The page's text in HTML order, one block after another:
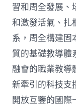
習和周全發展、
和激發活氣、扎
系，周全構建固
質的基礎教導體
融會的職業教導
新牽引的科技支
開放互鑒的國際